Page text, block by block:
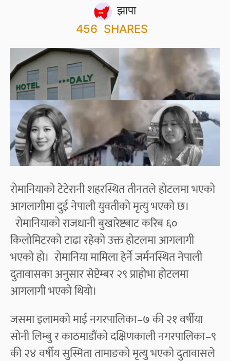
झापा
456 SHARES
रोमानियाको टेटेरानी शहरस्थित तीनतले होटलमा भएको
आगलागीमा दुई नेपाली युवतीको मृत्यु भएको छ।
रोमानियाको राजधानी बुखारेष्टबाट करिब ६०
किलोमिटरको टाढा रहेको उक्त होटलमा आगलागी
भएको हो। रोमानिया मामिला हेर्ने जर्मनस्थित नेपाली
दुतावासका अनुसार सेप्टेम्बर २९ प्राहोभा होटलमा
आगलागी भएको थियो।
जसमा इलामको माई नगरपालिका–७ की २१ वर्षीया
सोनी लिम्बु र काठमाडौंको दक्षिणकाली नगरपालिका–९
की २४ वर्षीय सुस्मिता तामाङको मृत्यु भएको दुतावासले